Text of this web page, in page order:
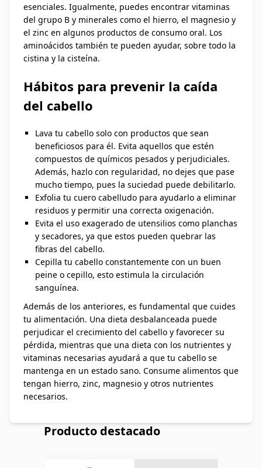
esenciales. Igualmente, puedes encontrar vitaminas
del grupo B y minerales como el hierro, el magnesio y
el zinc en algunos productos de consumo oral. Los
aminoácidos también te pueden ayudar, sobre todo la
cistina y la cisteína.
Hábitos para prevenir la caída
del cabello
Lava tu cabello solo con productos que sean
beneficiosos para él. Evita aquellos que estén
compuestos de químicos pesados y perjudiciales.
Además, hazlo con regularidad, no dejes que pase
mucho tiempo, pues la suciedad puede debilitarlo.
Exfolia tu cuero cabelludo para ayudarlo a eliminar
residuos y permitir una correcta oxigenación.
Evita el uso exagerado de utensilios como planchas
y secadores, ya que estos pueden quebrar las
fibras del cabello.
Cepilla tu cabello constantemente con un buen
peine o cepillo, esto estimula la circulación
sanguínea.
Además de los anteriores, es fundamental que cuides
tu alimentación. Una dieta desbalanceada puede
perjudicar el crecimiento del cabello y favorecer su
pérdida, mientras que una dieta con los nutrientes y
vitaminas necesarias ayudará a que tu cabello se
mantenga en un estado sano. Consume alimentos que
tengan hierro, zinc, magnesio y otros nutrientes
necesarios.
Producto destacado